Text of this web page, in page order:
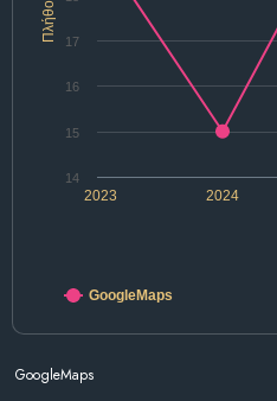
Πλήθος
2024
2023
14
15
16
17
GoogleMaps
GoogleMaps